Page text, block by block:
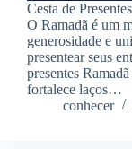
Cesta de
O Ramadã é um
generosidade e
presentear seus
presentes
fortalece laços…
conhecer